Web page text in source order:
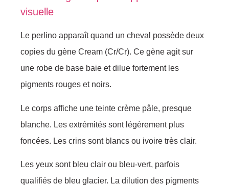
visuelle
Le perlino apparaît quand un cheval possède deux
copies du gène Cream (Cr/Cr). Ce gène agit sur
une robe de base baie et dilue fortement les
pigments rouges et noirs.
Le corps affiche une teinte crème pâle, presque
blanche. Les extrémités sont légèrement plus
foncées. Les crins sont blancs ou ivoire très clair.
Les yeux sont bleu clair ou bleu-vert, parfois
qualifiés de bleu glacier. La dilution des pigments